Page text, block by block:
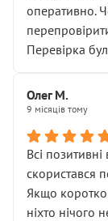
оперативно.
Перевірка
Олег М.
9 місяців тому
Всі
скористався
Якщо коротко
ніхто нічого